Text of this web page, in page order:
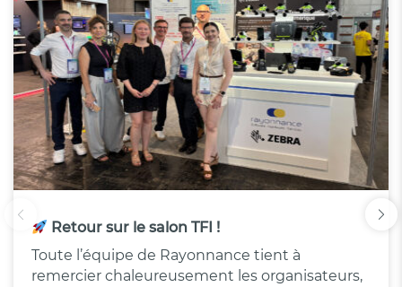
Retour sur le salon TFI !
Toute l’équipe de Rayonnance tient à
remercier chaleureusement les organisateurs,